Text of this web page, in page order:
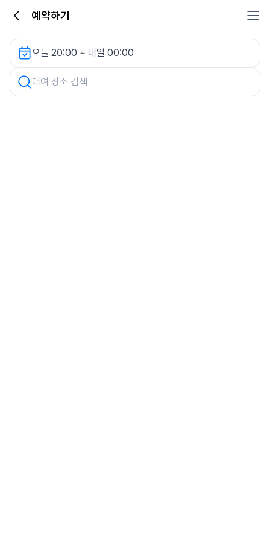
예약하기
오늘 20:00 ~ 내일 00:00
동거동락 상도점 렌터카